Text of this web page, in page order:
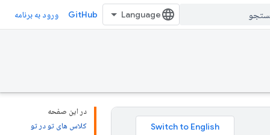
GitHub ورود به برنامه
در این صفحه
کلاس های تو در تو